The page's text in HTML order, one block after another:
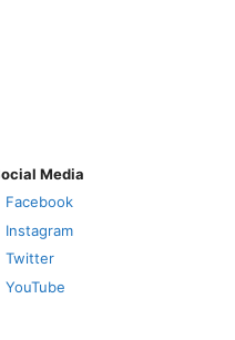
Media
Facebook
Instagram
Twitter
YouTube